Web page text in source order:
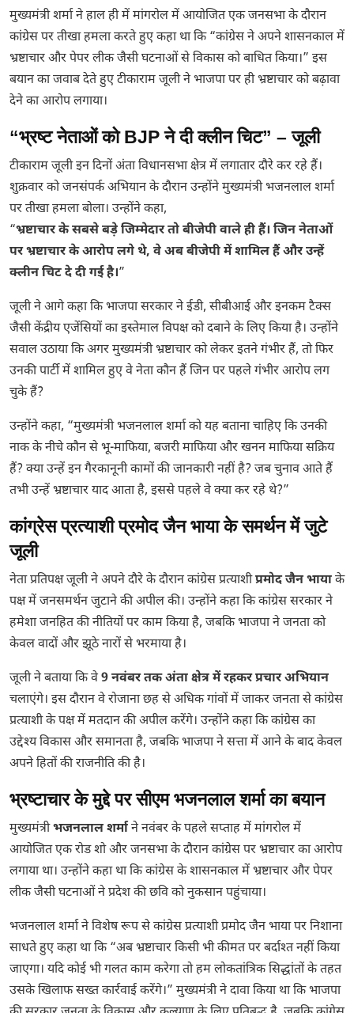
मुख्यमंत्री शर्मा ने हाल ही में मांगरोल में आयोजित एक जनसभा के दौरान
कांग्रेस पर तीखा हमला करते हुए कहा था कि “कांग्रेस ने अपने शासनकाल में
भ्रष्टाचार और पेपर लीक जैसी घटनाओं से विकास को बाधित किया।” इस
बयान का जवाब देते हुए टीकाराम जूली ने भाजपा पर ही भ्रष्टाचार को बढ़ावा
देने का आरोप लगाया।
“भ्रष्ट नेताओं को BJP ने दी क्लीन चिट” – जूली
टीकाराम जूली इन दिनों अंता विधानसभा क्षेत्र में लगातार दौरे कर रहे हैं।
शुक्रवार को जनसंपर्क अभियान के दौरान उन्होंने मुख्यमंत्री भजनलाल शर्मा
पर तीखा हमला बोला। उन्होंने कहा,
“भ्रष्टाचार के सबसे बड़े जिम्मेदार तो बीजेपी वाले ही हैं। जिन नेताओं
पर भ्रष्टाचार के आरोप लगे थे, वे अब बीजेपी में शामिल हैं और उन्हें
क्लीन चिट दे दी गई है।”
जूली ने आगे कहा कि भाजपा सरकार ने ईडी, सीबीआई और इनकम टैक्स
जैसी केंद्रीय एजेंसियों का इस्तेमाल विपक्ष को दबाने के लिए किया है। उन्होंने
सवाल उठाया कि अगर मुख्यमंत्री भ्रष्टाचार को लेकर इतने गंभीर हैं, तो फिर
उनकी पार्टी में शामिल हुए वे नेता कौन हैं जिन पर पहले गंभीर आरोप लग
चुके हैं?
उन्होंने कहा, “मुख्यमंत्री भजनलाल शर्मा को यह बताना चाहिए कि उनकी
नाक के नीचे कौन से भू-माफिया, बजरी माफिया और खनन माफिया सक्रिय
हैं? क्या उन्हें इन गैरकानूनी कामों की जानकारी नहीं है? जब चुनाव आते हैं
तभी उन्हें भ्रष्टाचार याद आता है, इससे पहले वे क्या कर रहे थे?”
कांग्रेस प्रत्याशी प्रमोद जैन भाया के समर्थन में जुटे
जूली
नेता प्रतिपक्ष जूली ने अपने दौरे के दौरान कांग्रेस प्रत्याशीप्रमोद जैन भायाके
पक्ष में जनसमर्थन जुटाने की अपील की। उन्होंने कहा कि कांग्रेस सरकार ने
हमेशा जनहित की नीतियों पर काम किया है, जबकि भाजपा ने जनता को
केवल वादों और झूठे नारों से भरमाया है।
जूली ने बताया कि वे9 नवंबर तक अंता क्षेत्र में रहकर प्रचार अभियान
चलाएंगे। इस दौरान वे रोजाना छह से अधिक गांवों में जाकर जनता से कांग्रेस
प्रत्याशी के पक्ष में मतदान की अपील करेंगे। उन्होंने कहा कि कांग्रेस का
उद्देश्य विकास और समानता है, जबकि भाजपा ने सत्ता में आने के बाद केवल
अपने हितों की राजनीति की है।
भ्रष्टाचार के मुद्दे पर सीएम भजनलाल शर्मा का बयान
मुख्यमंत्रीभजनलाल शर्माने नवंबर के पहले सप्ताह में मांगरोल में
आयोजित एक रोड शो और जनसभा के दौरान कांग्रेस पर भ्रष्टाचार का आरोप
लगाया था। उन्होंने कहा था कि कांग्रेस के शासनकाल में भ्रष्टाचार और पेपर
लीक जैसी घटनाओं ने प्रदेश की छवि को नुकसान पहुंचाया।
भजनलाल शर्मा ने विशेष रूप से कांग्रेस प्रत्याशी प्रमोद जैन भाया पर निशाना
साधते हुए कहा था कि “अब भ्रष्टाचार किसी भी कीमत पर बर्दाश्त नहीं किया
जाएगा। यदि कोई भी गलत काम करेगा तो हम लोकतांत्रिक सिद्धांतों के तहत
उसके खिलाफ सख्त कार्रवाई करेंगे।” मुख्यमंत्री ने दावा किया था कि भाजपा